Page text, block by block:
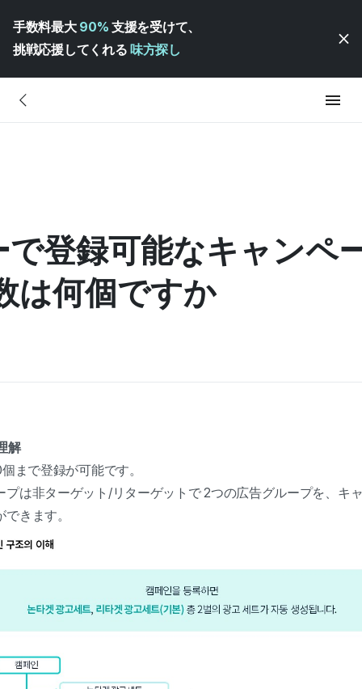
手数料最大 90% 支援を受けて、
挑戦応援してくれる 味方探し
登録可能なキャンペ
は何個ですか
解
まで登録が可能です。
プは非ターゲット/リターゲットで 2つの広告グループを、キ
きます。